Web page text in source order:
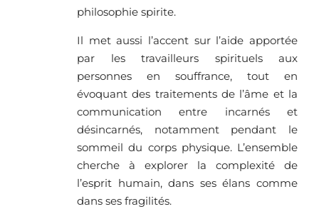
philosophie spirite.
Il met aussi l’accent sur l’aide apportée
par les travailleurs spirituels aux
personnes en souffrance, tout en
évoquant des traitements de l’âme et la
communication entre incarnés et
désincarnés, notamment pendant le
sommeil du corps physique. L’ensemble
cherche à explorer la complexité de
l’esprit humain, dans ses élans comme
dans ses fragilités.